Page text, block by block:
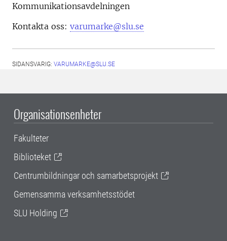
Kommunikationsavdelningen
Kontakta oss: varumarke@slu.se
SIDANSVARIG: VARUMARKE@SLU.SE
Organisationsenheter
Fakulteter
Biblioteket
Centrumbildningar och samarbetsprojekt
Gemensamma verksamhetsstödet
SLU Holding